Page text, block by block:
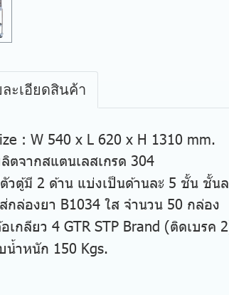
ละเอียดสินค้า
: W 540 x L 620 x H 1310 mm.
ตจากสแตนเลสเกรด 304
วตู้มี 2 ด้าน แบ่งเป็นด้านละ 5 ชั้น ชั้น
กล่องยา B1034 ใส จำนวน 50 กล่อง
เกลียว 4 GTR STP Brand (ติดเบรค
น้ำหนัก 150 Kgs.